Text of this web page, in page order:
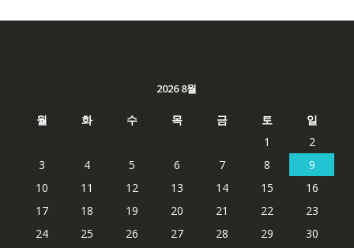
2026 8월
월 화 수 목 금 토
일
1
2
3
4 5 6 7 8
9
10
11 12 13 14 15
16
17
18 19 20 21 22
23
24
25 26 27 28 29
30